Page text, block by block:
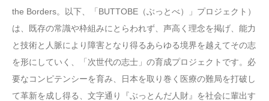
the Borders。以下、「BUTTOBE（ぶっとべ）」プロジェクト）
は、既存の常識や枠組みにとらわれず、声高く理念を掲げ、能力
と技術と人脈により障害となり得るあらゆる境界を越えてその志
を形にしていく、「次世代の志士」の育成プロジェクトです。必
要なコンピテンシーを育み、日本を取り巻く医療の難局を打破し
て革新を成し得る、文字通り『ぶっとんだ人財』を社会に輩出す